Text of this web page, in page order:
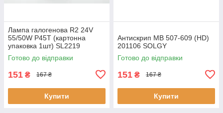
Лампа галогенова R2 24V
55/50W P45T (картонна
упаковка 1шт) SL2219
SHAFER
Готово до відправки
151 ₴ 167 ₴
Купити
Антискрип MB 507-609 (HD)
201106 SOLGY
Готово до відправки
151 ₴ 167 ₴
Купити